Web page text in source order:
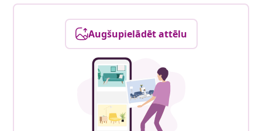
Augšupielādēt attēlu